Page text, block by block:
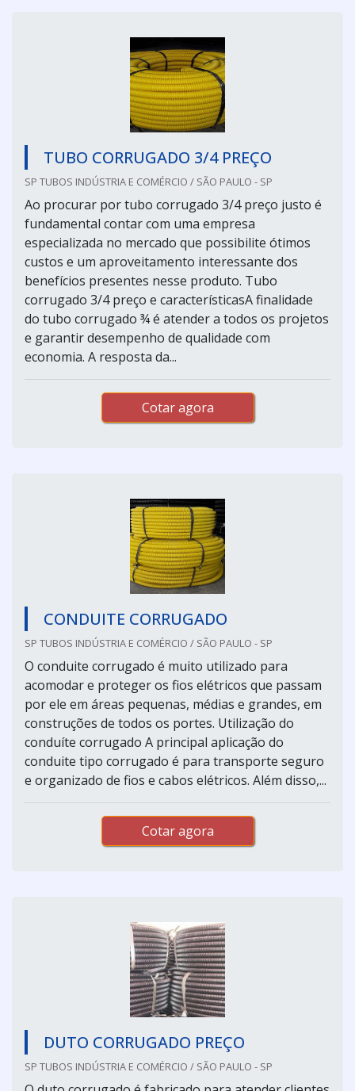
TUBO CORRUGADO 3/4 PREÇO
SP TUBOS INDÚSTRIA E COMÉRCIO / SÃO PAULO - SP
Ao procurar por tubo corrugado 3/4 preço justo é
fundamental contar com uma empresa
especializada no mercado que possibilite ótimos
custos e um aproveitamento interessante dos
benefícios presentes nesse produto. Tubo
corrugado 3/4 preço e característicasA finalidade
do tubo corrugado ¾ é atender a todos os projetos
e garantir desempenho de qualidade com
economia. A resposta da...
Cotar agora
CONDUITE CORRUGADO
SP TUBOS INDÚSTRIA E COMÉRCIO / SÃO PAULO - SP
O conduite corrugado é muito utilizado para
acomodar e proteger os fios elétricos que passam
por ele em áreas pequenas, médias e grandes, em
construções de todos os portes. Utilização do
conduíte corrugado A principal aplicação do
conduite tipo corrugado é para transporte seguro
e organizado de fios e cabos elétricos. Além disso,...
Cotar agora
DUTO CORRUGADO PREÇO
SP TUBOS INDÚSTRIA E COMÉRCIO / SÃO PAULO - SP